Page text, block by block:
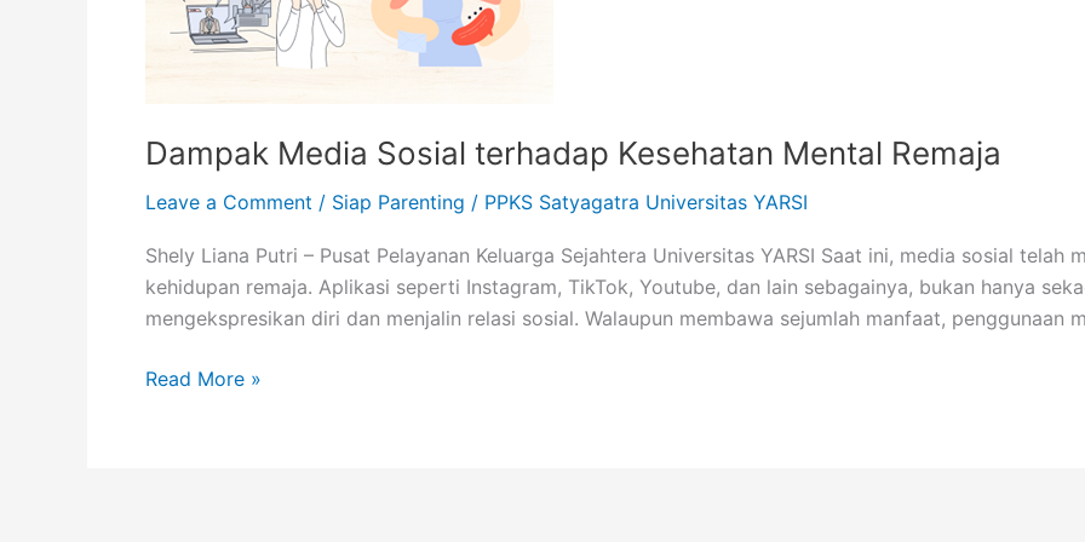
Dampak Media Sosial terhadap Kesehatan Mental Remaja
Leave a Comment / Siap Parenting / PPKS Satyagatra Universitas YARSI
Shely Liana Putri – Pusat Pelayanan Keluarga Sejahtera Universitas YARSI Saat ini, media sosial
kehidupan remaja. Aplikasi seperti Instagram, TikTok, Youtube, dan lain sebagainya, bukan hanya
mengekspresikan diri dan menjalin relasi sosial. Walaupun membawa sejumlah manfaat, penggunaan
Kesehatan
Mental
Read More »